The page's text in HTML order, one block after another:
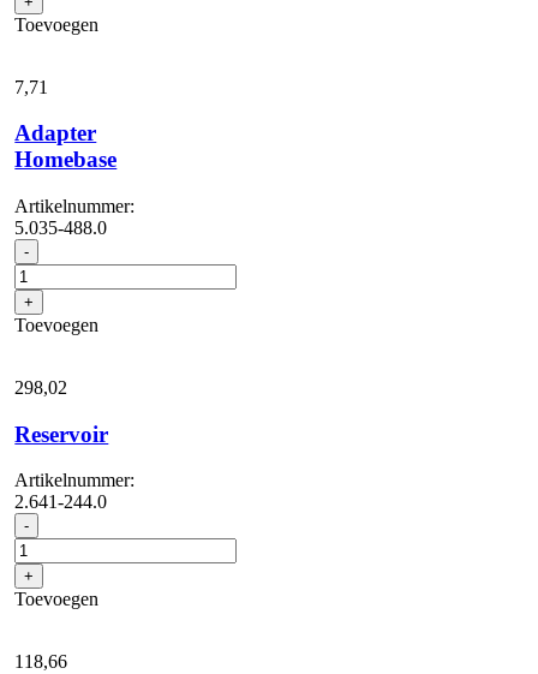
aantal
Toevoegen
7,71
Adapter
Homebase
Artikelnummer:
5.035-488.0
- Adapter
Homebase
aantal
+
Toevoegen
298,02
Reservoir
Artikelnummer:
2.641-244.0
- Reservoir
aantal
+
Toevoegen
118,66